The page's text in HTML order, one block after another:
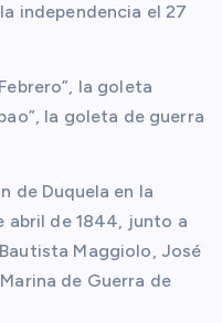
independencia el 27
la goleta
la goleta de guerra
de Duquela en la
abril de 1844, junto a
Maggiolo, José
de Guerra de